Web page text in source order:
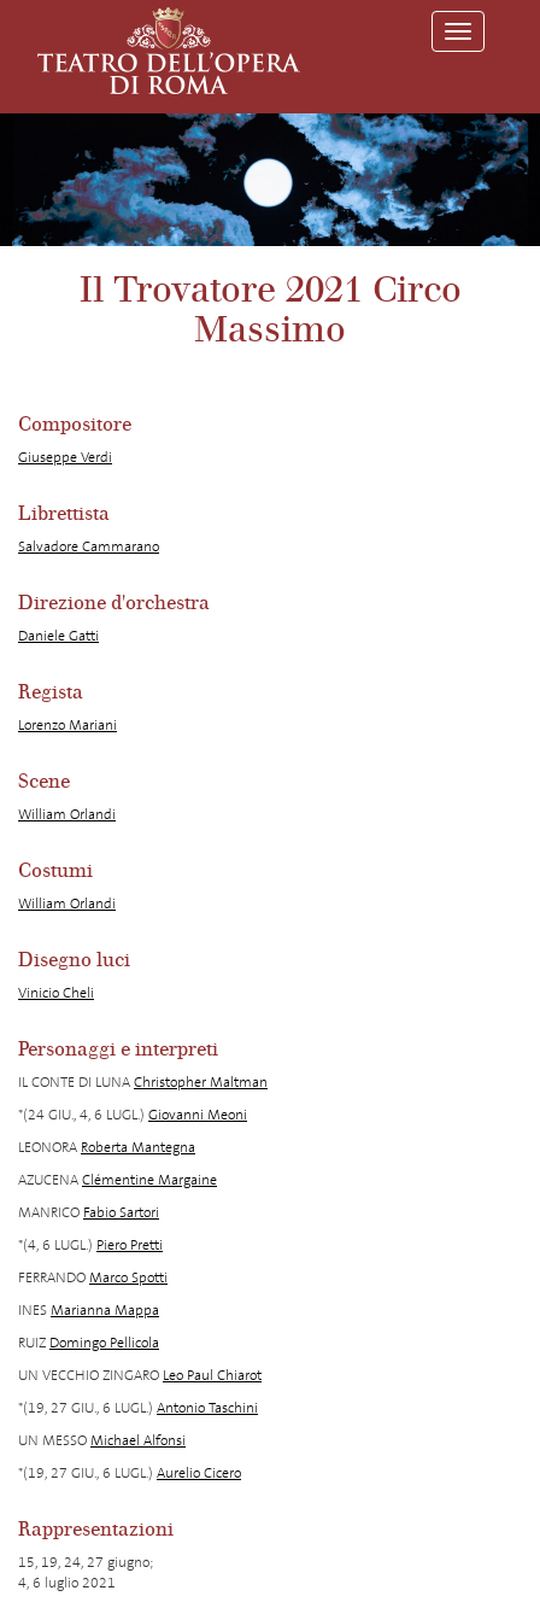
T
o
l
e
n
v
i
i
Il Trovatore 2021 Circo
Massimo
Compositore
Giuseppe Verdi
Librettista
Salvadore Cammarano
Direzione d'orchestra
Daniele Gatti
Regista
Lorenzo Mariani
Scene
William Orlandi
Costumi
William Orlandi
Disegno luci
Vinicio Cheli
Personaggi e interpreti
IL CONTE DI LUNAChristopher Maltman
*(24 GIU., 4, 6 LUGL.) Giovanni Meoni
LEONORA Roberta Mantegna
AZUCENAClémentine Margaine
MANRICO Fabio Sartori
*(4, 6 LUGL.) Piero Pretti
FERRANDOMarco Spotti
INESMarianna Mappa
RUIZ Domingo Pellicola
UN VECCHIO ZINGARO Leo Paul Chiarot
*(19, 27 GIU., 6 LUGL.) Antonio Taschini
UN MESSOMichael Alfonsi
*(19, 27 GIU., 6 LUGL.) Aurelio Cicero
Rappresentazioni
15, 19, 24, 27 giugno;
4, 6 luglio 2021